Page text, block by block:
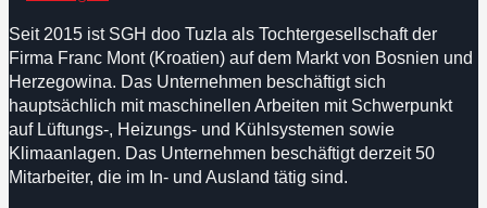
Seit 2015 ist SGH doo Tuzla als Tochtergesellschaft der
Firma Franc Mont (Kroatien) auf dem Markt von Bosnien und
Herzegowina. Das Unternehmen beschäftigt sich
hauptsächlich mit maschinellen Arbeiten mit Schwerpunkt
auf Lüftungs-, Heizungs- und Kühlsystemen sowie
Klimaanlagen. Das Unternehmen beschäftigt derzeit 50
Mitarbeiter, die im In- und Ausland tätig sind.